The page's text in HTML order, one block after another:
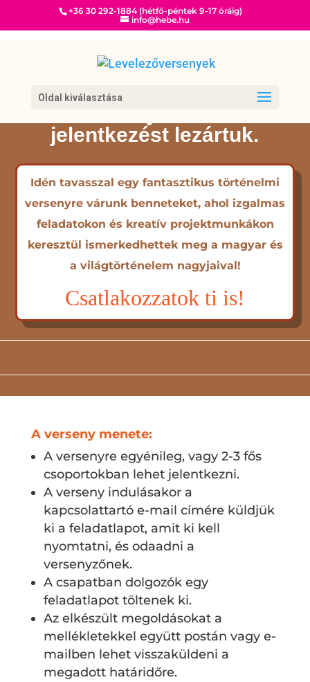
+36 30 292-1884 (hétfő-péntek 9-17 óráig)
info@hebe.hu
Oldal kiválasztása
jelentkezést lezártuk.
Idén tavasszal egy fantasztikus történelmi
versenyre várunk benneteket, ahol izgalmas
feladatokon és kreatív projektmunkákon
keresztül ismerkedhettek meg a magyar és
a világtörténelem nagyjaival!
Csatlakozzatok ti is!
A verseny menete:
A versenyre egyénileg, vagy 2-3 fős
csoportokban lehet jelentkezni.
A verseny indulásakor a
kapcsolattartó e-mail címére küldjük
ki a feladatlapot, amit ki kell
nyomtatni, és odaadni a
versenyzőnek.
A csapatban dolgozók egy
feladatlapot töltenek ki.
Az elkészült megoldásokat a
mellékletekkel együtt postán vagy e-
mailben lehet visszaküldeni a
megadott határidőre.